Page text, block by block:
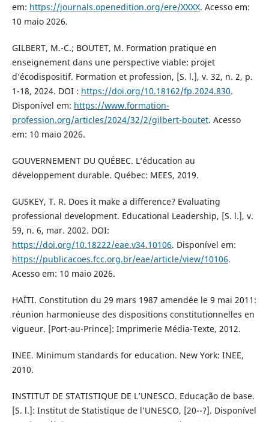
em: https://journals.openedition.org/ere/XXXX. Acesso em:
10 maio 2026.
GILBERT, M.-C.; BOUTET, M. Formation pratique en
enseignement dans une perspective viable: projet
d’écodispositif. Formation et profession, [S. l.], v. 32, n. 2, p.
1-18, 2024. DOI : https://doi.org/10.18162/fp.2024.830.
Disponível em: https://www.formation-
profession.org/articles/2024/32/2/gilbert-boutet. Acesso
em: 10 maio 2026.
GOUVERNEMENT DU QUÉBEC. L’éducation au
développement durable. Québec: MEES, 2019.
GUSKEY, T. R. Does it make a difference? Evaluating
professional development. Educational Leadership, [S. l.], v.
59, n. 6, mar. 2002. DOI:
https://doi.org/10.18222/eae.v34.10106. Disponível em:
https://publicacoes.fcc.org.br/eae/article/view/10106.
Acesso em: 10 maio 2026.
HAÏTI. Constitution du 29 mars 1987 amendée le 9 mai 2011:
réunion harmonieuse des dispositions constitutionnelles en
vigueur. [Port-au-Prince]: Imprimerie Média-Texte, 2012.
INEE. Minimum standards for education. New York: INEE,
2010.
INSTITUT DE STATISTIQUE DE L’UNESCO. Educação de base.
[S. l.]: Institut de Statistique de l’UNESCO, [20--?]. Disponível